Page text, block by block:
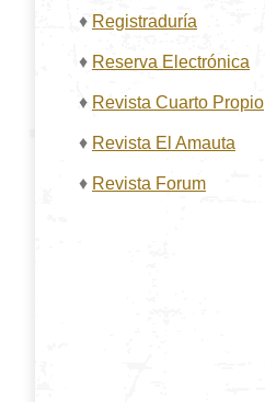
♦ Registraduría
♦ Reserva Electrónica
♦ Revista Cuarto Propio
♦ Revista El Amauta
♦ Revista Forum